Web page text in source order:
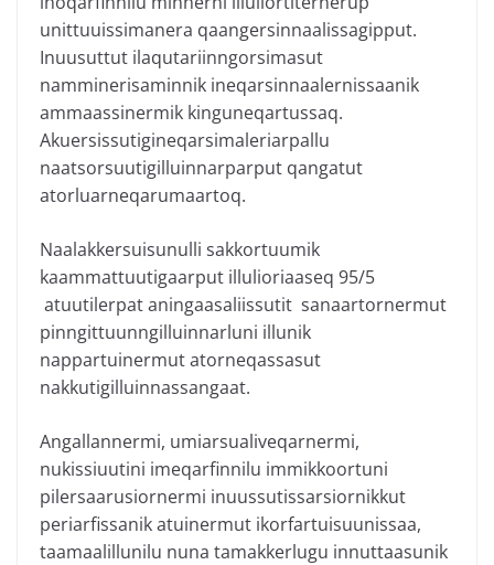
unittuuissimanera qaangersinnaalissagipput.
Inuusuttut ilaqutariinngorsimasut
namminerisaminnik ineqarsinnaalernissaanik
ammaassinermik kinguneqartussaq.
Akuersissutigineqarsimaleriarpallu
naatsorsuutigilluinnarparput qangatut
atorluarneqarumaartoq.
Naalakkersuisunulli sakkortuumik
kaammattuutigaarput illulioriaaseq 95/5
atuutilerpat aningaasaliissutit sanaartornermut
pinngittuunngilluinnarluni illunik
nappartuinermut atorneqassasut
nakkutigilluinnassangaat.
Angallannermi, umiarsualiveqarnermi,
nukissiuutini imeqarfinnilu immikkoortuni
pilersaarusiornermi inuussutissarsiornikkut
periarfissanik atuinermut ikorfartuisuunissaa,
taamaalillunilu nuna tamakkerlugu innuttaasunik